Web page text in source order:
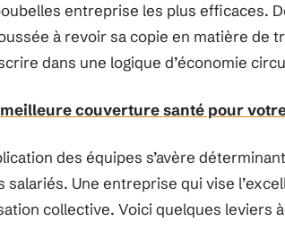
entreprise les plus efficaces.
à revoir sa copie en matière de
dans une logique d’économie
couverture santé pour
des équipes s’avère
Une entreprise qui vise
collective. Voici quelques leviers